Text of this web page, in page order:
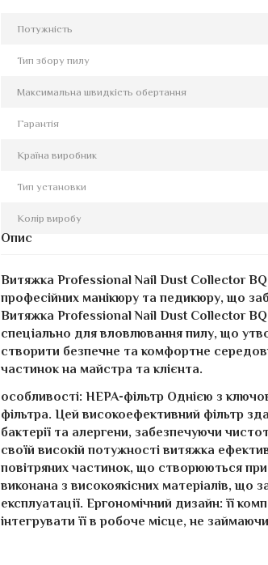
Потужність
Тип збору пилу
Максимальна швидкість обертання
Гарантія
Країна виробник
Тип установки
Колір виробу
Опис
Витяжка Professional Nail Dust Collector
професійних манікюру та педикюру, що
Витяжка Professional Nail Dust Collector
спеціально для вловлювання пилу, що
створити безпечне та комфортне
частинок на майстра та клієнта.
особливості: HEPA-фільтр Однією з
фільтра. Цей високоефективний фільтр
бактерії та алергени, забезпечуючи
своїй високій потужності витяжка
повітряних частинок, що створюються при
виконана з високоякісних матеріалів, що
експлуатації. Ергономічний дизайн: її
інтегрувати її в робоче місце, не